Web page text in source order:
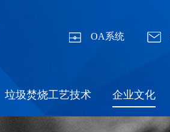
OA系统
垃圾焚烧工艺技术 企业文化